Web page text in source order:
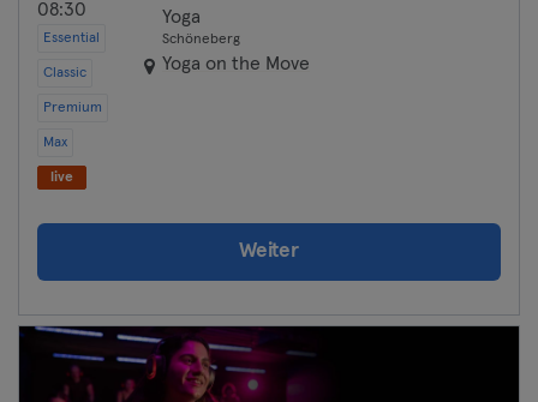
08:30
Essential
Classic
Premium
Max
live
Yoga
Schöneberg
Yoga on the Move
Weiter